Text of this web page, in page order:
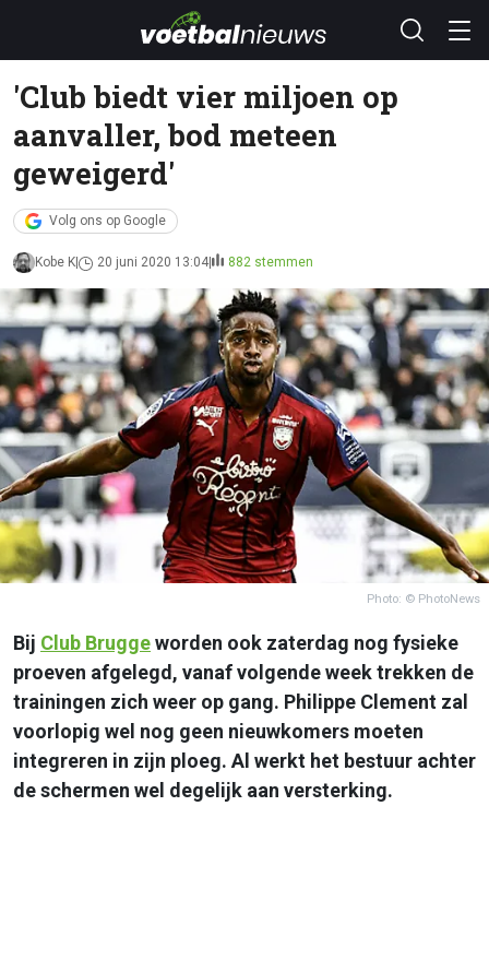
'Club biedt vier miljoen op
aanvaller, bod meteen
geweigerd'
Volg ons op Google
Kobe K 20 juni 2020 13:04 882 stemmen
Photo: © PhotoNews
Bij Club Bruggeworden ook zaterdag nog fysieke
proeven afgelegd, vanaf volgende week trekken de
trainingen zich weer op gang. Philippe Clement zal
voorlopig wel nog geen nieuwkomers moeten
integreren in zijn ploeg. Al werkt het bestuur achter
de schermen wel degelijk aan versterking.